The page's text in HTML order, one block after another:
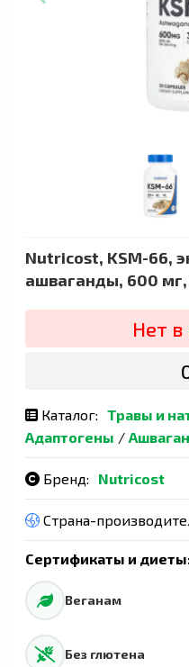
Nutricost, KSM-66,
ашваганды, 600 мг,
Нет
Каталог: Травы и
Адаптогены /
Бренд: Nutricost
Страна-
Сертификаты и
Веганам
Без глютена